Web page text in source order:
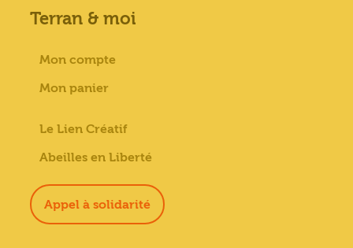
Terran & moi
Mon compte
Mon panier
Le Lien Créatif
Abeilles en Liberté
Appel à solidarité